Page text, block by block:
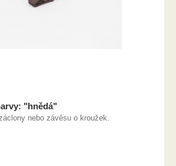
"hnědá"
nebo závěsu o kroužek.